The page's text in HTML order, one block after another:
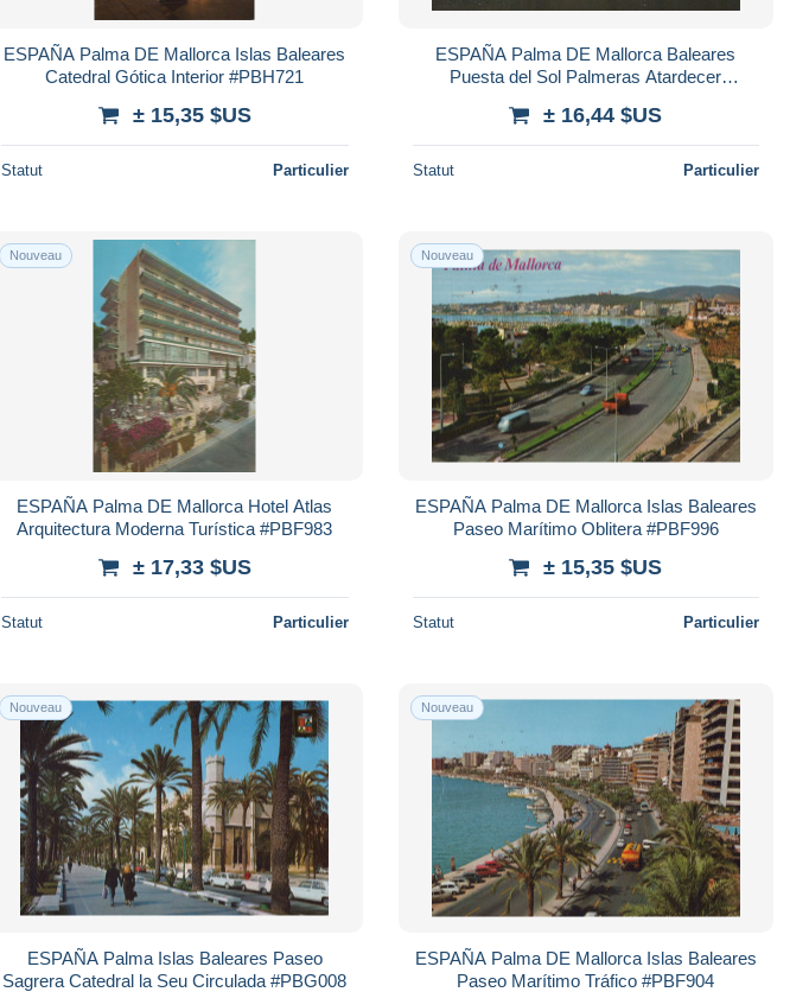
ESPAÑA Palma DE Mallorca Islas Baleares
Catedral Gótica Interior #PBH721
± 15,35 $US
Statut Particulier
ESPAÑA Palma DE Mallorca Baleares
Puesta del Sol Palmeras Atardecer
± 16,44 $US
Statut Particulier
Nouveau
ESPAÑA Palma DE Mallorca Hotel Atlas
Arquitectura Moderna Turística #PBF983
± 17,33 $US
Statut Particulier
Nouveau
ESPAÑA Palma DE Mallorca Islas Baleares
Paseo Marítimo Oblitera #PBF996
± 15,35 $US
Statut Particulier
Nouveau
ESPAÑA Palma Islas Baleares Paseo
Sagrera Catedral la Seu Circulada #PBG008
Nouveau
ESPAÑA Palma DE Mallorca Islas Baleares
Paseo Marítimo Tráfico #PBF904